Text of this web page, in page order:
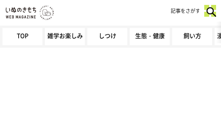
TOP 雑学お楽しみ しつけ 生態・健康 飼い方
記事をさがす